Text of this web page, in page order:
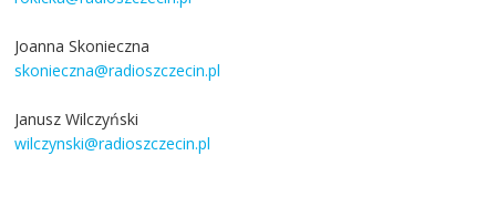
Joanna Skonieczna
skonieczna@radioszczecin.pl
Janusz Wilczyński
wilczynski@radioszczecin.pl